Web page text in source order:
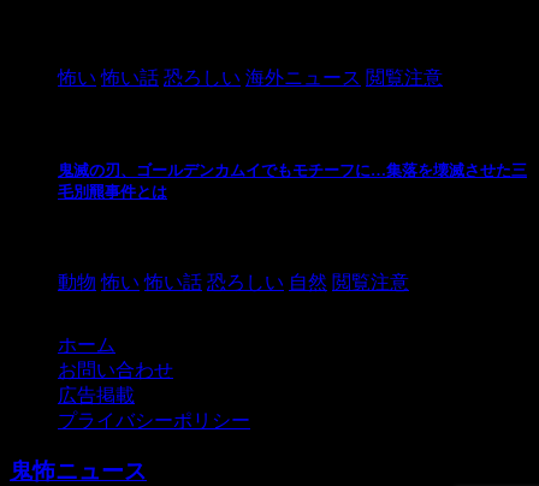
怖い 怖い話 恐ろしい 海外ニュース 閲覧注意
鬼滅の刃、ゴールデンカムイでもモチーフに…集落を壊滅させた三
毛別羆事件とは
動物 怖い 怖い話 恐ろしい 自然 閲覧注意
ホーム
お問い合わせ
広告掲載
プライバシーポリシー
鬼怖ニュース